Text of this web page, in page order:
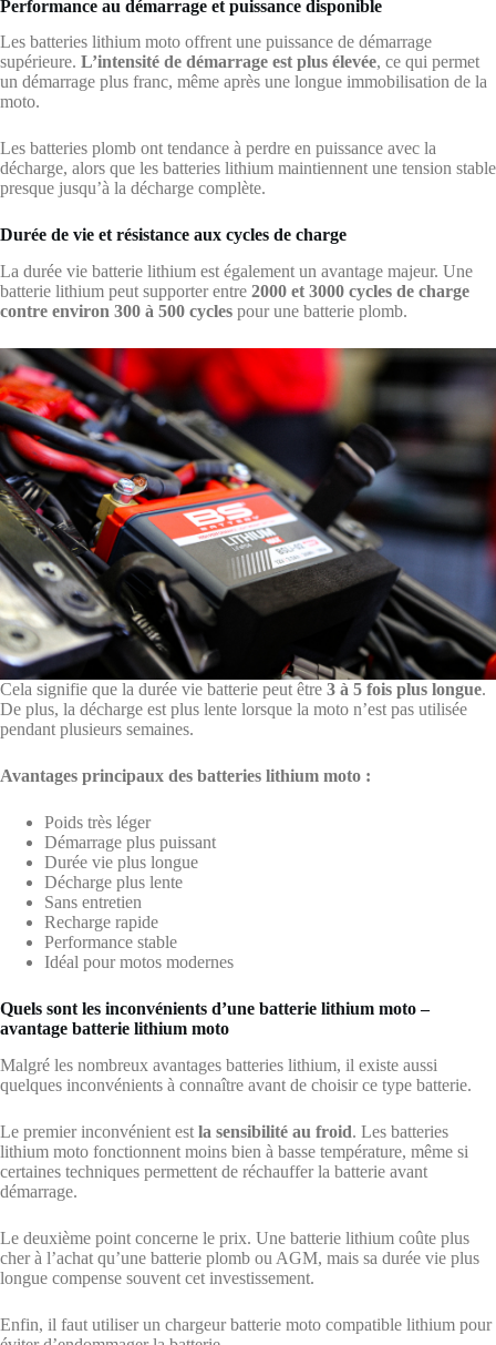
Performance au démarrage et puissance disponible
Les batteries lithium moto offrent une puissance de démarrage
supérieure. L’intensité de démarrage est plus élevée, ce qui permet
un démarrage plus franc, même après une longue immobilisation de la
moto.
Les batteries plomb ont tendance à perdre en puissance avec la
décharge, alors que les batteries lithium maintiennent une tension stable
presque jusqu’à la décharge complète.
Durée de vie et résistance aux cycles de charge
La durée vie batterie lithium est également un avantage majeur. Une
batterie lithium peut supporter entre 2000 et 3000 cycles de charge
contre environ 300 à 500 cycles pour une batterie plomb.
Cela signifie que la durée vie batterie peut être 3 à 5 fois plus longue.
De plus, la décharge est plus lente lorsque la moto n’est pas utilisée
pendant plusieurs semaines.
Avantages principaux des batteries lithium moto :
Poids très léger
Démarrage plus puissant
Durée vie plus longue
Décharge plus lente
Sans entretien
Recharge rapide
Performance stable
Idéal pour motos modernes
Quels sont les inconvénients d’une batterie lithium moto –
avantage batterie lithium moto
Malgré les nombreux avantages batteries lithium, il existe aussi
quelques inconvénients à connaître avant de choisir ce type batterie.
Le premier inconvénient est la sensibilité au froid. Les batteries
lithium moto fonctionnent moins bien à basse température, même si
certaines techniques permettent de réchauffer la batterie avant
démarrage.
Le deuxième point concerne le prix. Une batterie lithium coûte plus
cher à l’achat qu’une batterie plomb ou AGM, mais sa durée vie plus
longue compense souvent cet investissement.
Enfin, il faut utiliser un chargeur batterie moto compatible lithium pour